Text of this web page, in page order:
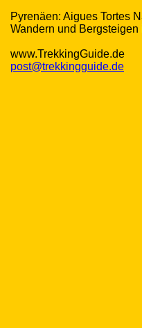
Pyrenäen: Aigues Tortes
Wandern und
www.TrekkingGuide.de
post@trekkingguide.de